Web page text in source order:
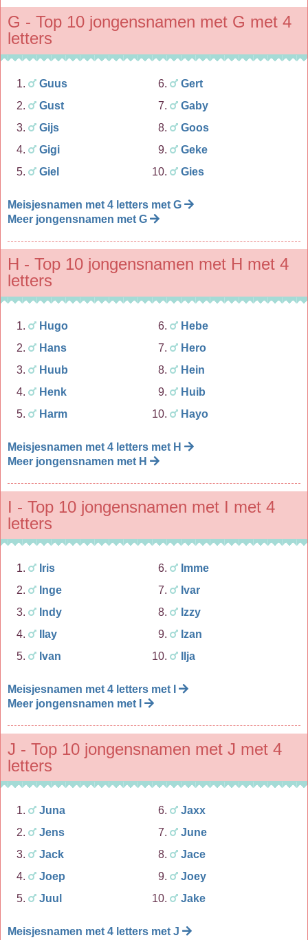
G - Top 10 jongensnamen met G met 4
letters
Guus
Gust
Gijs
Gigi
Giel
Gert
Gaby
Goos
Geke
Gies
Meisjesnamen met 4 letters met G
Meer jongensnamen met G
H - Top 10 jongensnamen met H met 4
letters
Hugo
Hans
Huub
Henk
Harm
Hebe
Hero
Hein
Huib
Hayo
Meisjesnamen met 4 letters met H
Meer jongensnamen met H
I - Top 10 jongensnamen met I met 4
letters
Iris
Inge
Indy
Ilay
Ivan
Imme
Ivar
Izzy
Izan
Ilja
Meisjesnamen met 4 letters met I
Meer jongensnamen met I
J - Top 10 jongensnamen met J met 4
letters
Juna
Jens
Jack
Joep
Juul
Jaxx
June
Jace
Joey
Jake
Meisjesnamen met 4 letters met J